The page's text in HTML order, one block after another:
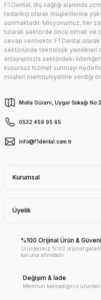
F1 Dental, diş sağlığı alanında
tedarikçi olarak müşterilerine
sunmaktadır. Misyonumuz, her
tutarak sektörde öncü olmak ve
cevap vermektir. F1 Dental
sektöründe teknolojik yenilikleri
anlayışımızla sektördeki
kusursuz hizmet sunmayı
müşteri memnuniyetine verdiği
Molla Gürani, Uygar Sokağı
0532 459 95 65
info@f1dental.com.tr
Kurumsal
Üyelik
%100 Orijinal Ürün &
Ürünlerimiz %100 orijinal
koruma altındadır.
Değişim & İade
Memnun kalmadığınız